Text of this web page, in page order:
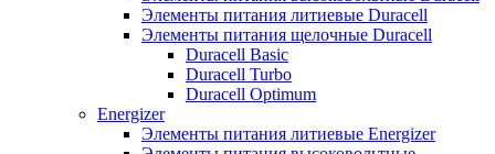
Элементы питания литиевые Duracell
Элементы питания щелочные Duracell
Duracell Basic
Duracell Turbo
Duracell Optimum
Energizer
Элементы питания литиевые Energizer